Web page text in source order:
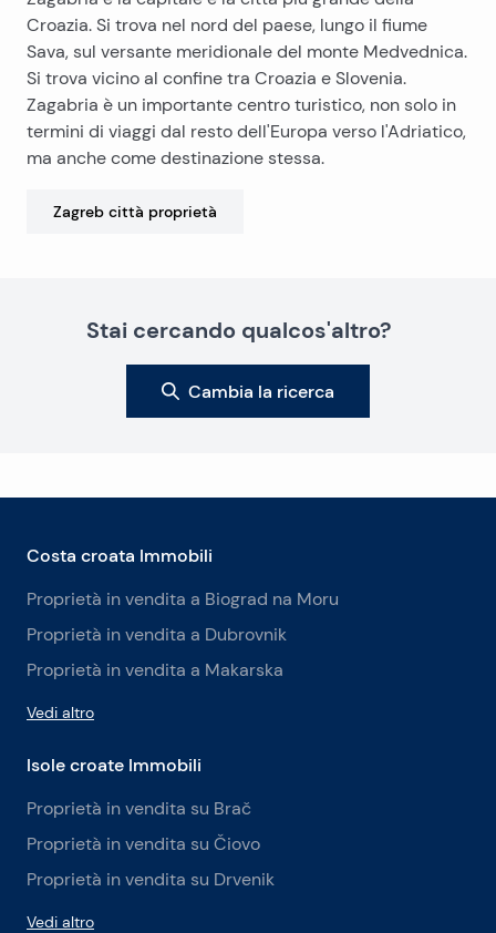
Croazia. Si trova nel nord del paese, lungo il fiume
Sava, sul versante meridionale del monte Medvednica.
Si trova vicino al confine tra Croazia e Slovenia.
Zagabria è un importante centro turistico, non solo in
termini di viaggi dal resto dell'Europa verso l'Adriatico,
ma anche come destinazione stessa.
Zagreb città proprietà
Stai cercando qualcos'altro?
Cambia la ricerca
Costa croata Immobili
Proprietà in vendita a Biograd na Moru
Proprietà in vendita a Dubrovnik
Proprietà in vendita a Makarska
Vedi altro
Isole croate Immobili
Proprietà in vendita su Brač
Proprietà in vendita su Čiovo
Proprietà in vendita su Drvenik
Vedi altro